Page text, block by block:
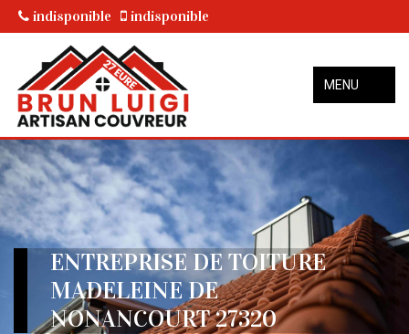
indisponible indisponible
MENU
ENTREPRISE DE TOITURE
MADELEINE DE
NONANCOURT 27320